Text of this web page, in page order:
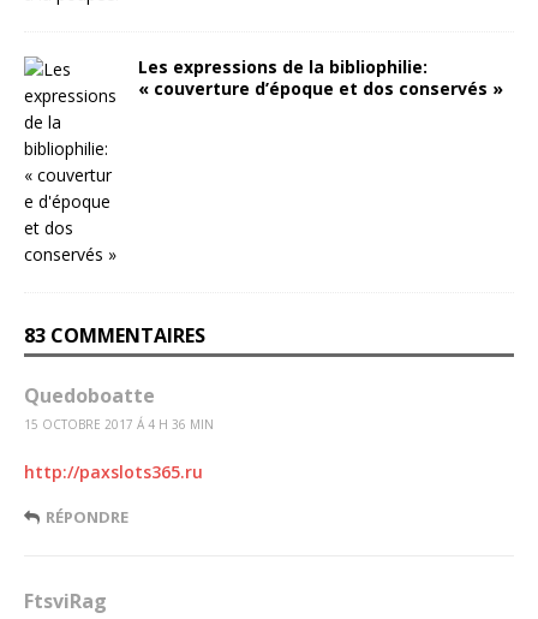
Les expressions de la bibliophilie:
« couverture d’époque et dos conservés »
83 COMMENTAIRES
Quedoboatte
15 OCTOBRE 2017 Á 4 H 36 MIN
http://paxslots365.ru
RÉPONDRE
FtsviRag